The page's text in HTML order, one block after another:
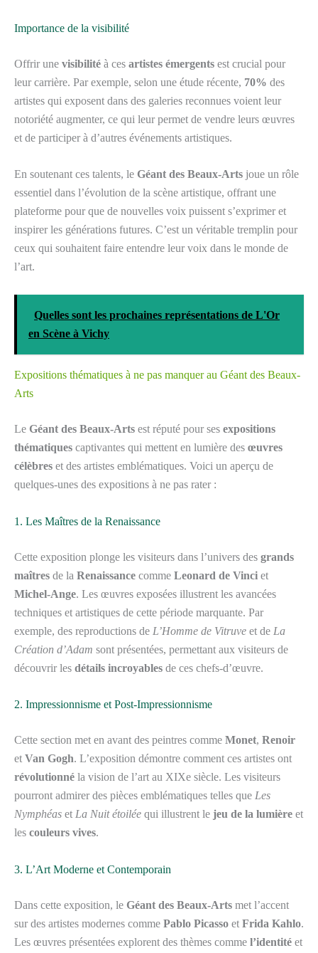
Importance de la visibilité
Offrir une visibilité à ces artistes émergents est crucial pour
leur carrière. Par exemple, selon une étude récente, 70% des
artistes qui exposent dans des galeries reconnues voient leur
notoriété augmenter, ce qui leur permet de vendre leurs œuvres
et de participer à d’autres événements artistiques.
En soutenant ces talents, le Géant des Beaux-Arts joue un rôle
essentiel dans l’évolution de la scène artistique, offrant une
plateforme pour que de nouvelles voix puissent s’exprimer et
inspirer les générations futures. C’est un véritable tremplin pour
ceux qui souhaitent faire entendre leur voix dans le monde de
l’art.
Quelles sont les prochaines représentations de L'Or
en Scène à Vichy
Expositions thématiques à ne pas manquer au Géant des Beaux-
Arts
Le Géant des Beaux-Arts est réputé pour ses expositions
thématiques captivantes qui mettent en lumière des œuvres
célèbres et des artistes emblématiques. Voici un aperçu de
quelques-unes des expositions à ne pas rater :
1. Les Maîtres de la Renaissance
Cette exposition plonge les visiteurs dans l’univers des grands
maîtres de la Renaissance comme Leonard de Vinci et
Michel-Ange. Les œuvres exposées illustrent les avancées
techniques et artistiques de cette période marquante. Par
exemple, des reproductions de L’Homme de Vitruve et de La
Création d’Adam sont présentées, permettant aux visiteurs de
découvrir les détails incroyables de ces chefs-d’œuvre.
2. Impressionnisme et Post-Impressionnisme
Cette section met en avant des peintres comme Monet, Renoir
et Van Gogh. L’exposition démontre comment ces artistes ont
révolutionné la vision de l’art au XIXe siècle. Les visiteurs
pourront admirer des pièces emblématiques telles que Les
Nymphéas et La Nuit étoilée qui illustrent le jeu de la lumière et
les couleurs vives.
3. L’Art Moderne et Contemporain
Dans cette exposition, le Géant des Beaux-Arts met l’accent
sur des artistes modernes comme Pablo Picasso et Frida Kahlo.
Les œuvres présentées explorent des thèmes comme l’identité et